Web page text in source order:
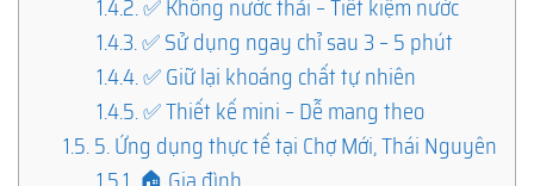
1.4.2.✅ Không nước thải – Tiết kiệm nước
1.4.3.✅ Sử dụng ngay chỉ sau 3 – 5 phút
1.4.4.✅ Giữ lại khoáng chất tự nhiên
1.4.5.✅ Thiết kế mini – Dễ mang theo
1.5.5. Ứng dụng thực tế tại Chợ Mới, Thái Nguyên